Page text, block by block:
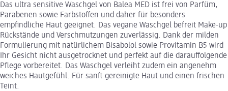
Das ultra sensitive Waschgel von Balea MED ist frei von Parfüm,
Parabenen sowie Farbstoffen und daher für besonders
empfindliche Haut geeignet. Das vegane Waschgel befreit Make-up
Rückstände und Verschmutzungen zuverlässig. Dank der milden
Formulierung mit natürlichem Bisabolol sowie Provitamin B5 wird
Ihr Gesicht nicht ausgetrocknet und perfekt auf die darauffolgende
Pflege vorbereitet. Das Waschgel verleiht zudem ein angenehm
weiches Hautgefühl. Für sanft gereinigte Haut und einen frischen
Teint.